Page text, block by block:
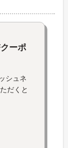
ーポ
シュネ
だくと